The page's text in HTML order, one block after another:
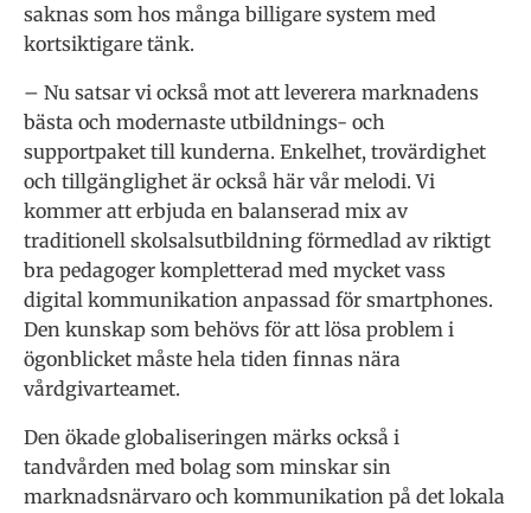
saknas som hos många billigare system med
kortsiktigare tänk.
– Nu satsar vi också mot att leverera marknadens
bästa och modernaste utbildnings- och
supportpaket till kunderna. Enkelhet, trovärdighet
och tillgänglighet är också här vår melodi. Vi
kommer att erbjuda en balanserad mix av
traditionell skolsalsutbildning förmedlad av riktigt
bra pedagoger kompletterad med mycket vass
digital kommunikation anpassad för smartphones.
Den kunskap som behövs för att lösa problem i
ögonblicket måste hela tiden finnas nära
vårdgivarteamet.
Den ökade globaliseringen märks också i
tandvården med bolag som minskar sin
marknadsnärvaro och kommunikation på det lokala